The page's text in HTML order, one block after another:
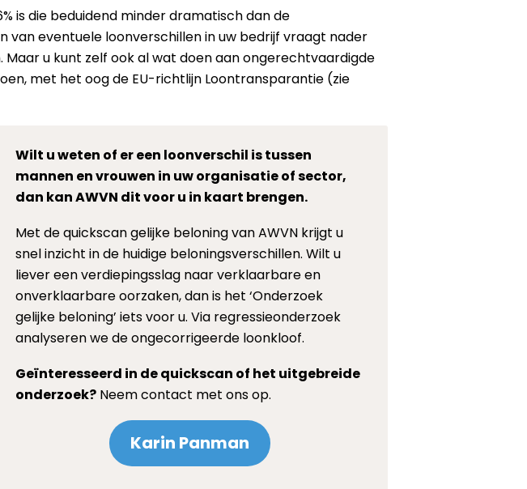
is die beduidend minder dramatisch dan de
van eventuele loonverschillen in uw bedrijf vraagt nader
u kunt zelf ook al wat doen aan ongerechtvaardigde
met het oog de EU-richtlijn Loontransparantie (zie
Wilt u weten of er een loonverschil is tussen
mannen en vrouwen in uw organisatie of sector,
dan kan AWVN dit voor u in kaart brengen.
Met de quickscan gelijke beloning van AWVN krijgt u
snel inzicht in de huidige beloningsverschillen. Wilt u
liever een verdiepingsslag naar verklaarbare en
onverklaarbare oorzaken, dan is het ‘Onderzoek
gelijke beloning’ iets voor u. Via regressieonderzoek
analyseren we de ongecorrigeerde loonkloof.
Geïnteresseerd in de quickscan of het uitgebreide
onderzoek? Neem contact met ons op.
Karin Panman